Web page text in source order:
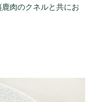
肉のクネルと共にお